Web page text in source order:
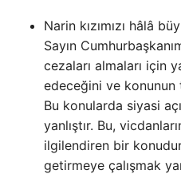
Narin kızımızı hâlâ
Sayın
cezaları almaları için
edeceğini ve konunun
Bu konularda siyasi
yanlıştır. Bu,
ilgilendiren bir
getirmeye çalışmak